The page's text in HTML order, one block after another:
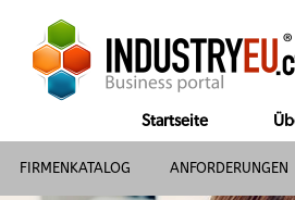
Startseite
FIRMENKATALOG ANFORDERUNGEN